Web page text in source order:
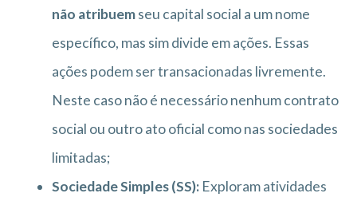
não atribuemseu capital social a um nome
específico, mas sim divide em ações. Essas
ações podem ser transacionadas livremente.
Neste caso não é necessário nenhum contrato
social ou outro ato oficial como nas sociedades
limitadas;
Sociedade Simples (SS): Exploram atividades